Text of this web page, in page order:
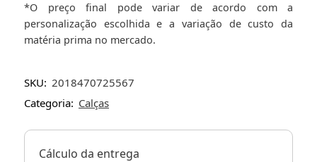
*O preço final pode variar de acordo com a
personalização escolhida e a variação de custo da
matéria prima no mercado.
SKU: 2018470725567
Categoria: Calças
Cálculo da entrega